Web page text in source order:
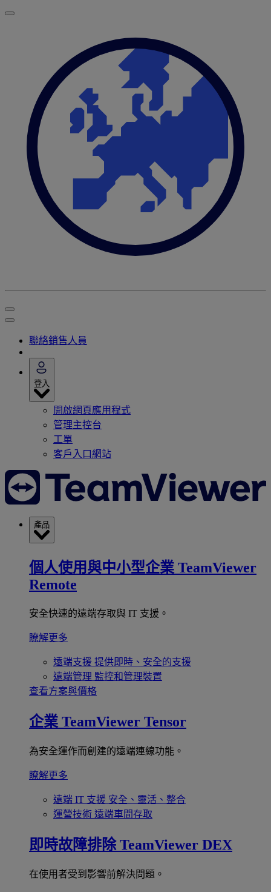
聯絡銷售人員
登入
開啟網頁應用程式
管理主控台
工單
客戶入口網站
產品
個人使用與中小型企業 TeamViewer
Remote
安全快速的遠端存取與 IT 支援。
瞭解更多
遠端支援 提供即時、安全的支援
遠端管理 監控和管理裝置
查看方案與價格
企業 TeamViewer Tensor
為安全運作而創建的遠端連線功能。
瞭解更多
遠端 IT 支援 安全、靈活、整合
運營技術 遠端車間存取
即時故障排除 TeamViewer DEX
在使用者受到影響前解決問題。